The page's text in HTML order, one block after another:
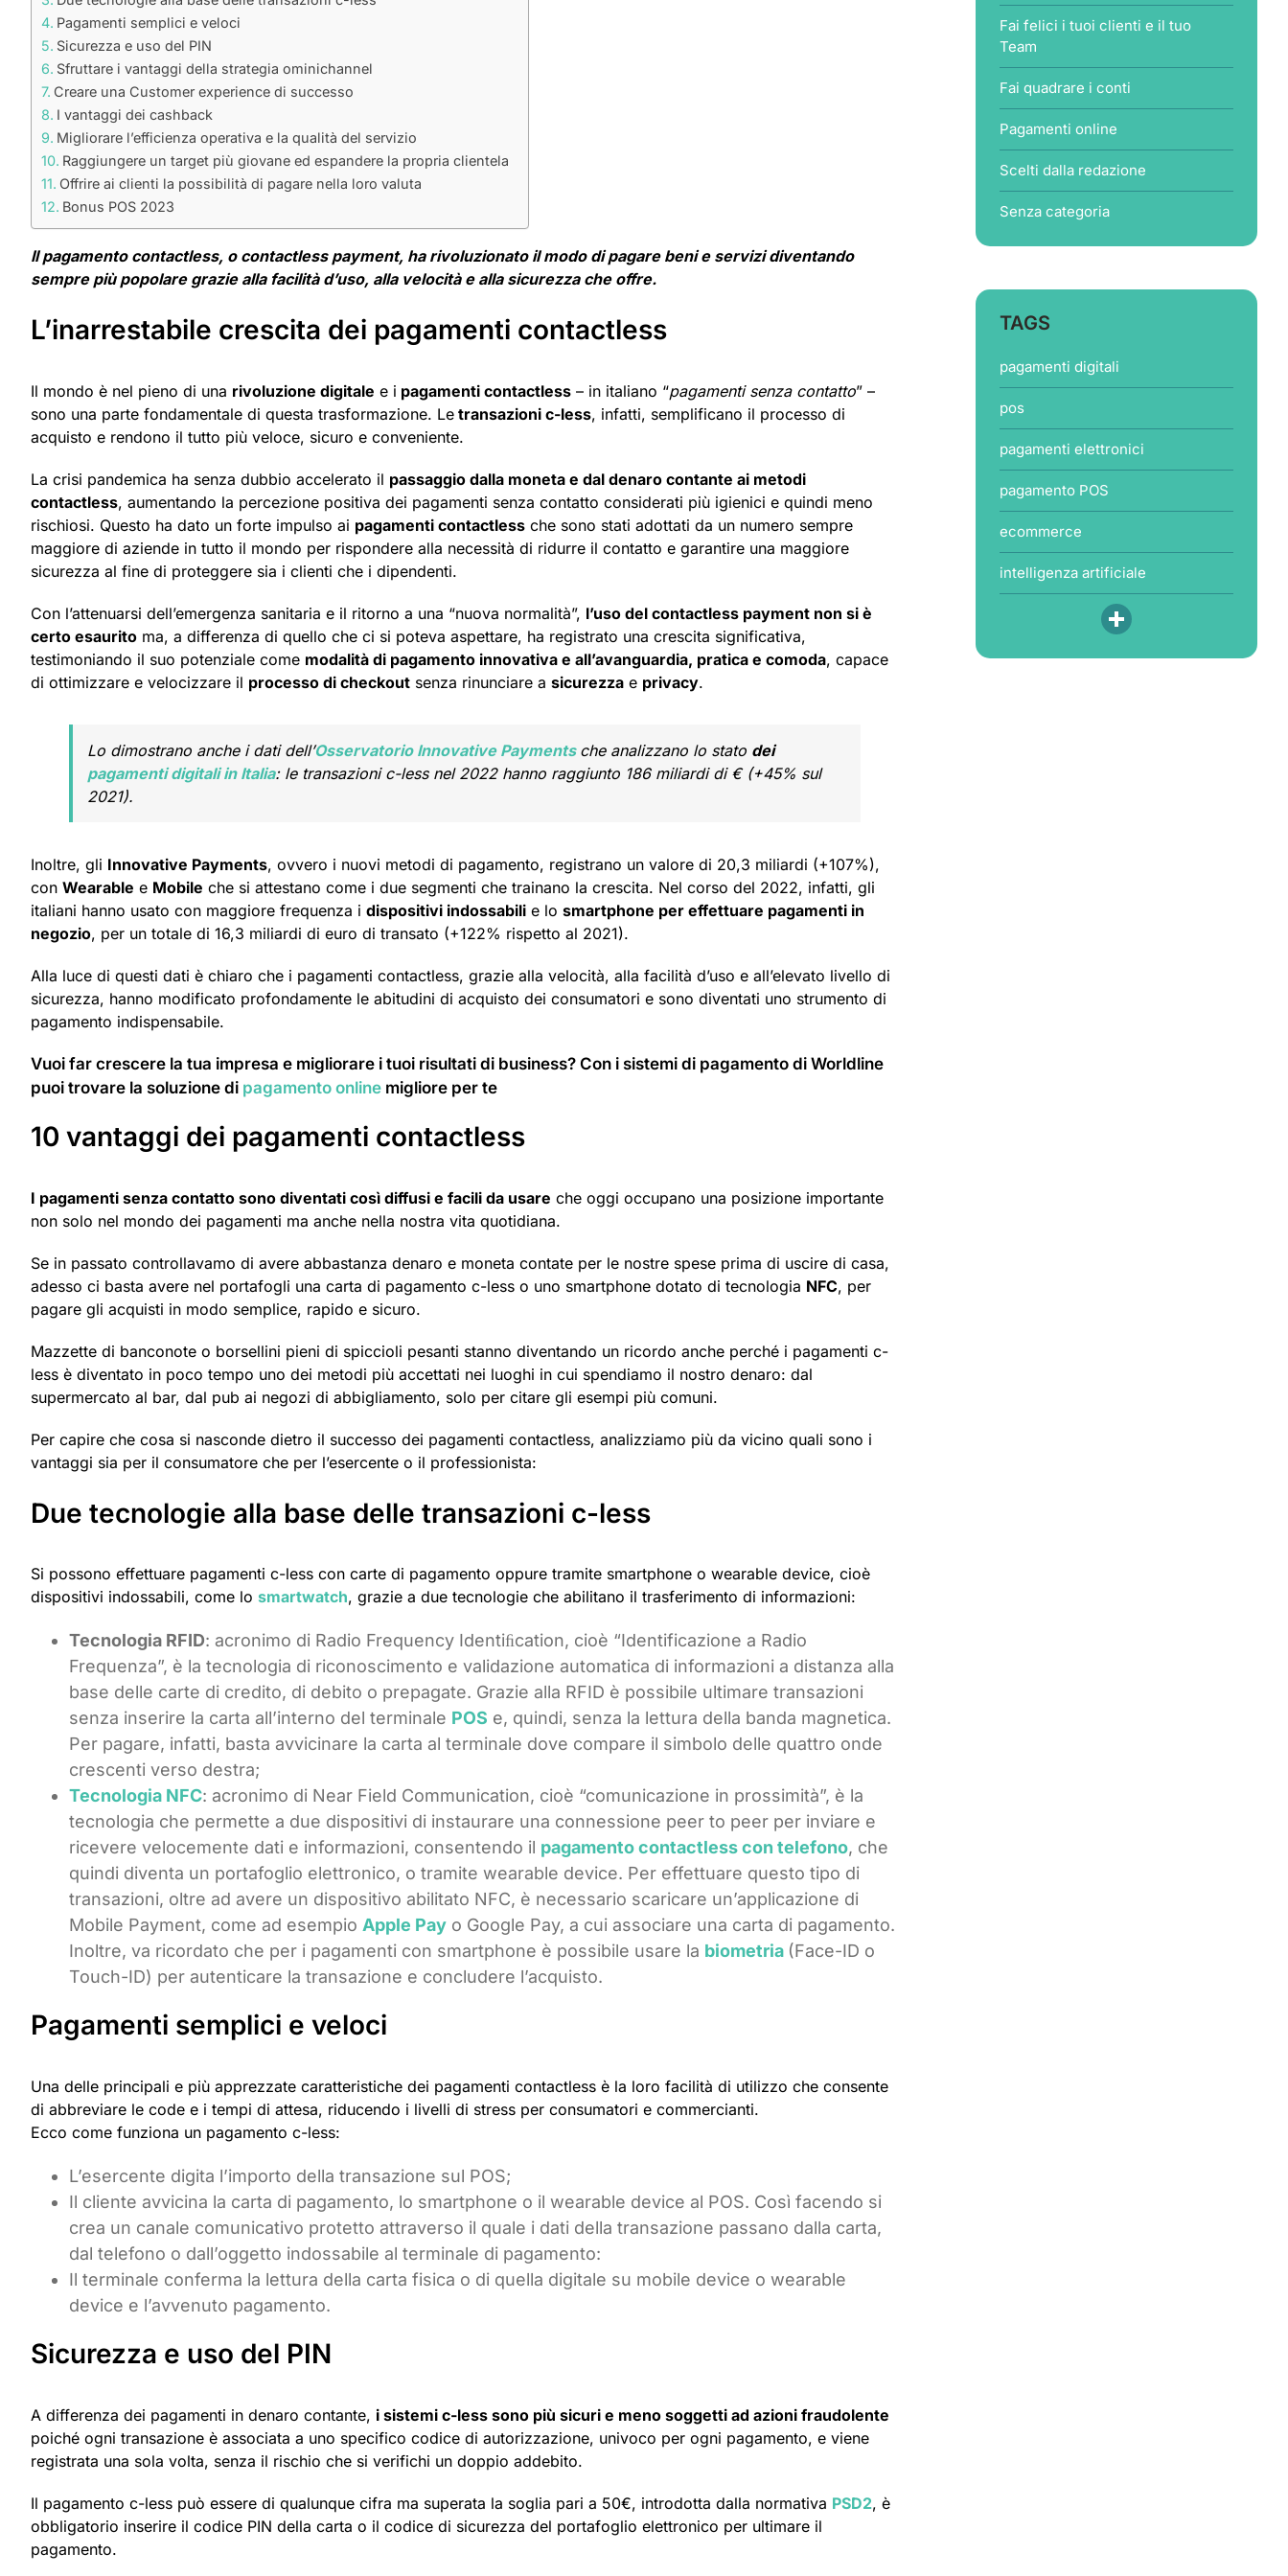
Pagamenti semplici e veloci
Sicurezza e uso del PIN
Sfruttare i vantaggi della strategia ominichannel
Creare una Customer experience di successo
I vantaggi dei cashback
Migliorare l’efficienza operativa e la qualità del servizio
Raggiungere un target più giovane ed espandere la propria clientela
Offrire ai clienti la possibilità di pagare nella loro valuta
Bonus POS 2023
Il pagamento contactless, o contactless payment, ha rivoluzionato il modo di pagare beni e servizi diventando
sempre più popolare grazie alla facilità d’uso, alla velocità e alla sicurezza che offre.
L’inarrestabile crescita dei pagamenti contactless
Il mondo è nel pieno di una rivoluzione digitale e i pagamenti contactless – in italiano “pagamenti senza contatto” –
sono una parte fondamentale di questa trasformazione. Le transazioni c-less, infatti, semplificano il processo di
acquisto e rendono il tutto più veloce, sicuro e conveniente.
La crisi pandemica ha senza dubbio accelerato il passaggio dalla moneta e dal denaro contante ai metodi
contactless, aumentando la percezione positiva dei pagamenti senza contatto considerati più igienici e quindi meno
rischiosi. Questo ha dato un forte impulso ai pagamenti contactless che sono stati adottati da un numero sempre
maggiore di aziende in tutto il mondo per rispondere alla necessità di ridurre il contatto e garantire una maggiore
sicurezza al fine di proteggere sia i clienti che i dipendenti.
Con l’attenuarsi dell’emergenza sanitaria e il ritorno a una “nuova normalità”, l’uso del contactless payment non si è
certo esaurito ma, a differenza di quello che ci si poteva aspettare, ha registrato una crescita significativa,
testimoniando il suo potenziale come modalità di pagamento innovativa e all’avanguardia, pratica e comoda, capace
di ottimizzare e velocizzare il processo di checkout senza rinunciare a sicurezza e privacy.
Lo dimostrano anche i dati dell’Osservatorio Innovative Payments che analizzano lo stato dei
pagamenti digitali in Italia: le transazioni c-less nel 2022 hanno raggiunto 186 miliardi di € (+45% sul
2021).
Inoltre, gli Innovative Payments, ovvero i nuovi metodi di pagamento, registrano un valore di 20,3 miliardi (+107%),
con Wearable e Mobile che si attestano come i due segmenti che trainano la crescita. Nel corso del 2022, infatti, gli
italiani hanno usato con maggiore frequenza i dispositivi indossabili e lo smartphone per effettuare pagamenti in
negozio, per un totale di 16,3 miliardi di euro di transato (+122% rispetto al 2021).
Alla luce di questi dati è chiaro che i pagamenti contactless, grazie alla velocità, alla facilità d’uso e all’elevato livello di
sicurezza, hanno modificato profondamente le abitudini di acquisto dei consumatori e sono diventati uno strumento di
pagamento indispensabile.
Vuoi far crescere la tua impresa e migliorare i tuoi risultati di business? Con i sistemi di pagamento di Worldline
puoi trovare la soluzione di pagamento online migliore per te
10 vantaggi dei pagamenti contactless
I pagamenti senza contatto sono diventati così diffusi e facili da usare che oggi occupano una posizione importante
non solo nel mondo dei pagamenti ma anche nella nostra vita quotidiana.
Se in passato controllavamo di avere abbastanza denaro e moneta contate per le nostre spese prima di uscire di casa,
adesso ci basta avere nel portafogli una carta di pagamento c-less o uno smartphone dotato di tecnologia NFC, per
pagare gli acquisti in modo semplice, rapido e sicuro.
Mazzette di banconote o borsellini pieni di spiccioli pesanti stanno diventando un ricordo anche perché i pagamenti c-
less è diventato in poco tempo uno dei metodi più accettati nei luoghi in cui spendiamo il nostro denaro: dal
supermercato al bar, dal pub ai negozi di abbigliamento, solo per citare gli esempi più comuni.
Per capire che cosa si nasconde dietro il successo dei pagamenti contactless, analizziamo più da vicino quali sono i
vantaggi sia per il consumatore che per l’esercente o il professionista:
Due tecnologie alla base delle transazioni c-less
Si possono effettuare pagamenti c-less con carte di pagamento oppure tramite smartphone o wearable device, cioè
dispositivi indossabili, come lo smartwatch, grazie a due tecnologie che abilitano il trasferimento di informazioni:
Tecnologia RFID: acronimo di Radio Frequency Identiﬁcation, cioè “Identificazione a Radio
Frequenza”, è la tecnologia di riconoscimento e validazione automatica di informazioni a distanza alla
base delle carte di credito, di debito o prepagate. Grazie alla RFID è possibile ultimare transazioni
senza inserire la carta all’interno del terminale POS e, quindi, senza la lettura della banda magnetica.
Per pagare, infatti, basta avvicinare la carta al terminale dove compare il simbolo delle quattro onde
crescenti verso destra;
Tecnologia NFC: acronimo di Near Field Communication, cioè “comunicazione in prossimità”, è la
tecnologia che permette a due dispositivi di instaurare una connessione peer to peer per inviare e
ricevere velocemente dati e informazioni, consentendo il pagamento contactless con telefono, che
quindi diventa un portafoglio elettronico, o tramite wearable device. Per effettuare questo tipo di
transazioni, oltre ad avere un dispositivo abilitato NFC, è necessario scaricare un’applicazione di
Mobile Payment, come ad esempio Apple Pay o Google Pay, a cui associare una carta di pagamento.
Inoltre, va ricordato che per i pagamenti con smartphone è possibile usare la biometria (Face-ID o
Touch-ID) per autenticare la transazione e concludere l’acquisto.
Pagamenti semplici e veloci
Una delle principali e più apprezzate caratteristiche dei pagamenti contactless è la loro facilità di utilizzo che consente
di abbreviare le code e i tempi di attesa, riducendo i livelli di stress per consumatori e commercianti.
Ecco come funziona un pagamento c-less:
L’esercente digita l’importo della transazione sul POS;
Il cliente avvicina la carta di pagamento, lo smartphone o il wearable device al POS. Così facendo si
crea un canale comunicativo protetto attraverso il quale i dati della transazione passano dalla carta,
dal telefono o dall’oggetto indossabile al terminale di pagamento:
Il terminale conferma la lettura della carta fisica o di quella digitale su mobile device o wearable
device e l’avvenuto pagamento.
Sicurezza e uso del PIN
A differenza dei pagamenti in denaro contante, i sistemi c-less sono più sicuri e meno soggetti ad azioni fraudolente
poiché ogni transazione è associata a uno specifico codice di autorizzazione, univoco per ogni pagamento, e viene
registrata una sola volta, senza il rischio che si verifichi un doppio addebito.
Il pagamento c-less può essere di qualunque cifra ma superata la soglia pari a 50€, introdotta dalla normativa PSD2, è
obbligatorio inserire il codice PIN della carta o il codice di sicurezza del portafoglio elettronico per ultimare il
pagamento.
Fai felici i tuoi clienti e il tuo
Team
Fai quadrare i conti
Pagamenti online
Scelti dalla redazione
Senza categoria
TAGS
pagamenti digitali
pos
pagamenti elettronici
pagamento POS
ecommerce
intelligenza artificiale